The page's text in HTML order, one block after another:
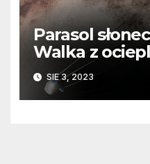
Parasol
Walka z
z kosmosu
SIE 3, 2023